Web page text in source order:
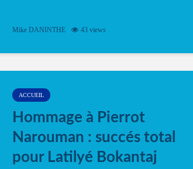
Mike DANINTHE 43 views
ACCUEIL
Hommage à Pierrot
Narouman : succés total
pour Latilyé Bokantaj